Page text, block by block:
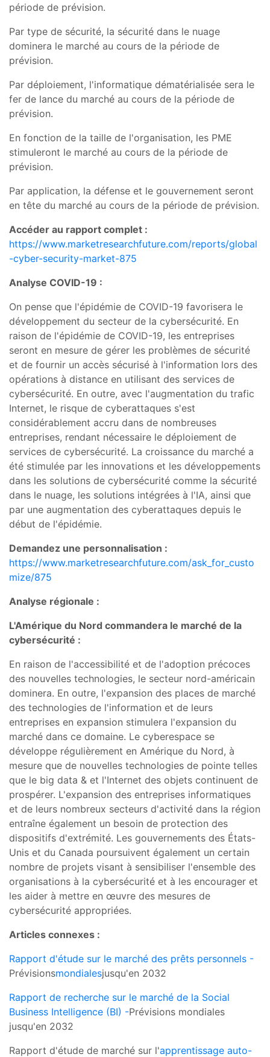
période de prévision.
Par type de sécurité, la sécurité dans le nuage
dominera le marché au cours de la période de
prévision.
Par déploiement, l'informatique dématérialisée sera le
fer de lance du marché au cours de la période de
prévision.
En fonction de la taille de l'organisation, les PME
stimuleront le marché au cours de la période de
prévision.
Par application, la défense et le gouvernement seront
en tête du marché au cours de la période de prévision.
Accéder au rapport complet :
https://www.marketresearchfuture.com/reports/global
-cyber-security-market-875
Analyse COVID-19 :
On pense que l'épidémie de COVID-19 favorisera le
développement du secteur de la cybersécurité. En
raison de l'épidémie de COVID-19, les entreprises
seront en mesure de gérer les problèmes de sécurité
et de fournir un accès sécurisé à l'information lors des
opérations à distance en utilisant des services de
cybersécurité. En outre, avec l'augmentation du trafic
Internet, le risque de cyberattaques s'est
considérablement accru dans de nombreuses
entreprises, rendant nécessaire le déploiement de
services de cybersécurité. La croissance du marché a
été stimulée par les innovations et les développements
dans les solutions de cybersécurité comme la sécurité
dans le nuage, les solutions intégrées à l'IA, ainsi que
par une augmentation des cyberattaques depuis le
début de l'épidémie.
Demandez une personnalisation :
https://www.marketresearchfuture.com/ask_for_custo
mize/875
Analyse régionale :
L'Amérique du Nord commandera le marché de la
cybersécurité :
En raison de l'accessibilité et de l'adoption précoces
des nouvelles technologies, le secteur nord-américain
dominera. En outre, l'expansion des places de marché
des technologies de l'information et de leurs
entreprises en expansion stimulera l'expansion du
marché dans ce domaine. Le cyberespace se
développe régulièrement en Amérique du Nord, à
mesure que de nouvelles technologies de pointe telles
que le big data & et l'Internet des objets continuent de
prospérer. L'expansion des entreprises informatiques
et de leurs nombreux secteurs d'activité dans la région
entraîne également un besoin de protection des
dispositifs d'extrémité. Les gouvernements des États-
Unis et du Canada poursuivent également un certain
nombre de projets visant à sensibiliser l'ensemble des
organisations à la cybersécurité et à les encourager et
les aider à mettre en œuvre des mesures de
cybersécurité appropriées.
Articles connexes :
Rapport d'étude sur le marché des prêts personnels -
Prévisionsmondialesjusqu'en 2032
Rapport de recherche sur le marché de la Social
Business Intelligence (BI) -Prévisions mondiales
jusqu'en 2032
Rapport d'étude de marché sur l'apprentissage auto-